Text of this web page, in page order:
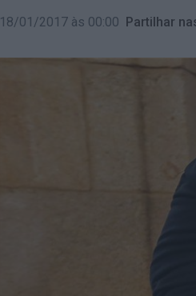
18/01/2017 às 00:00 Partilhar